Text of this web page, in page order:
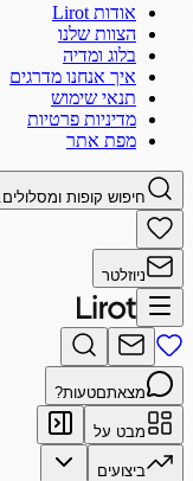
אודות Lirot
הצוות שלנו
בלוג ומדיה
איך אנחנו מדרגים
תנאי שימוש
מדיניות פרטיות
מפת אתר
חיפוש קופות ומסלולים..
ניוזלטר
מצאתםטעות?
מבט על
ביצועים